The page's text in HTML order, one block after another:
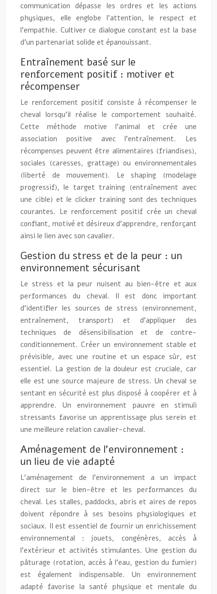
communication dépasse les ordres et les actions
physiques, elle englobe l’attention, le respect et
l’empathie. Cultiver ce dialogue constant est la base
d’un partenariat solide et épanouissant.
Entraînement basé sur le
renforcement positif : motiver et
récompenser
Le renforcement positif consiste à récompenser le
cheval lorsqu’il réalise le comportement souhaité.
Cette méthode motive l’animal et crée une
association positive avec l’entraînement. Les
récompenses peuvent être alimentaires (friandises),
sociales (caresses, grattage) ou environnementales
(liberté de mouvement). Le shaping (modelage
progressif), le target training (entraînement avec
une cible) et le clicker training sont des techniques
courantes. Le renforcement positif crée un cheval
confiant, motivé et désireux d’apprendre, renforçant
ainsi le lien avec son cavalier.
Gestion du stress et de la peur : un
environnement sécurisant
Le stress et la peur nuisent au bien-être et aux
performances du cheval. Il est donc important
d’identifier les sources de stress (environnement,
entraînement, transport) et d’appliquer des
techniques de désensibilisation et de contre-
conditionnement. Créer un environnement stable et
prévisible, avec une routine et un espace sûr, est
essentiel. La gestion de la douleur est cruciale, car
elle est une source majeure de stress. Un cheval se
sentant en sécurité est plus disposé à coopérer et à
apprendre. Un environnement pauvre en stimuli
stressants favorise un apprentissage plus serein et
une meilleure relation cavalier-cheval.
Aménagement de l’environnement :
un lieu de vie adapté
L’aménagement de l’environnement a un impact
direct sur le bien-être et les performances du
cheval. Les stalles, paddocks, abris et aires de repos
doivent répondre à ses besoins physiologiques et
sociaux. Il est essentiel de fournir un enrichissement
environnemental : jouets, congénères, accès à
l’extérieur et activités stimulantes. Une gestion du
pâturage (rotation, accès à l’eau, gestion du fumier)
est également indispensable. Un environnement
adapté favorise la santé physique et mentale du